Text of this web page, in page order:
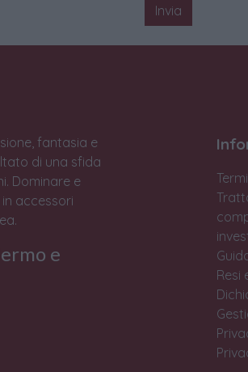
Invia
fantasia e
di una sfida
Dominare e
accessori
e
Resi